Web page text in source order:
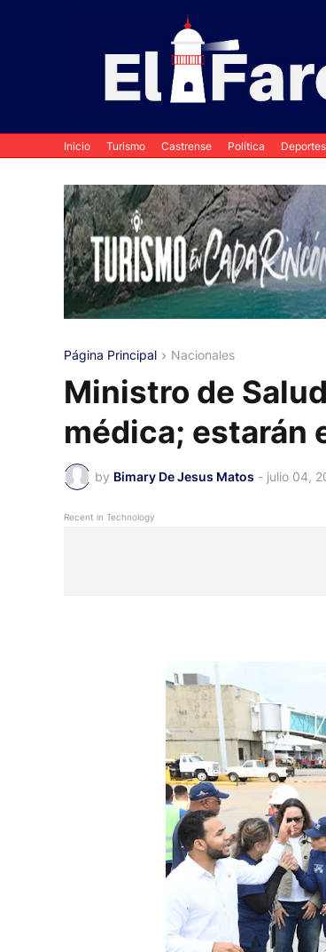
Inicio Turismo Castrense Política Deportes
Página Principal Nacionales
Ministro de
médica; estarán
by Bimary De Jesus Matos - julio 04,
Recent in Technology